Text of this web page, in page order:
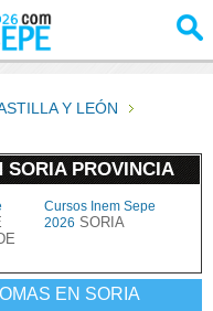
Y LEÓN
SORIA PROVINCIA
Cursos Inem Sepe
2026 SORIA
EN SORIA